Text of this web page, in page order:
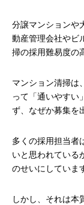
分譲マンションや
動産管理会社やビ
掃の採用難易度の
マンション清掃は
って「通いやすい
ず、なぜか募集を
多くの採用担当者
いと思われている
のせいにしていま
しかし、それは本